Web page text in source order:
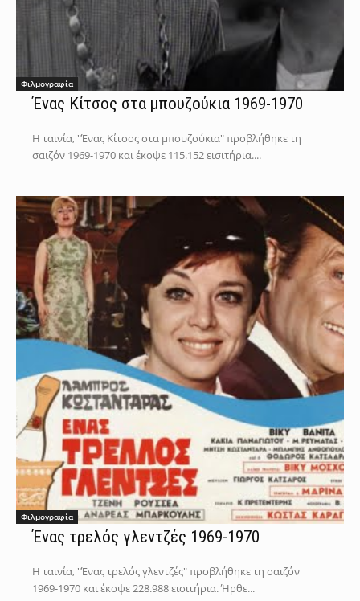
Φιλμογραφία
Ένας Κίτσος στα μπουζούκια 1969-1970
Η ταινία, "Ένας Κίτσος στα μπουζούκια" προβλήθηκε τη
σαιζόν 1969-1970 και έκοψε 115.152 εισιτήρια....
Φιλμογραφία
Ένας τρελός γλεντζές 1969-1970
Η ταινία, "Ένας τρελός γλεντζές" προβλήθηκε τη σαιζόν
1969-1970 και έκοψε 228.988 εισιτήρια. Ήρθε...